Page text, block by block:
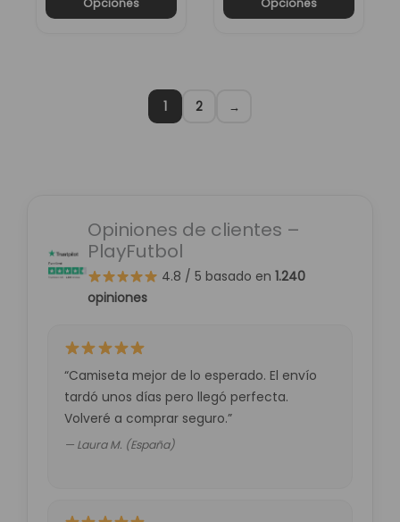
Opciones
producto
Opciones
producto
1 2 →
Opiniones de clientes –
PlayFutbol
4.8 / 5 basado en 1.240
opiniones
“Camiseta mejor de lo esperado. El envío
tardó unos días pero llegó perfecta.
Volveré a comprar seguro.”
— Laura M. (España)